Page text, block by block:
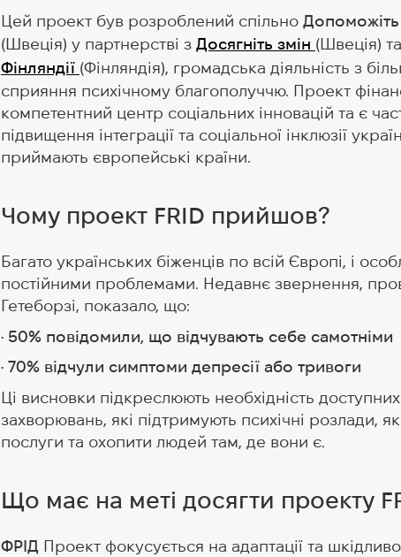
Цей проект був розроблений спільно Допоможіть
(Швеція) у партнерстві з Досягніть змін (Швеція) та
Фінляндії (Фінляндія), громадська діяльність з
сприяння психічному благополуччю. Проект
компетентний центр соціальних інновацій та є
підвищення інтеграції та соціальної інклюзії
приймають європейські країни.
Чому проект FRID прийшов?
Багато українських біженців по всій Європі, і
постійними проблемами. Недавнє звернення,
Гетеборзі, показало, що:
· 50% повідомили, що відчувають себе самотніми
· 70% відчули симптоми депресії або тривоги
Ці висновки підкреслюють необхідність
захворювань, які підтримують психічні розлади,
послуги та охопити людей там, де вони є.
Що має на меті досягти проекту
ФРІД Проект фокусується на адаптації та